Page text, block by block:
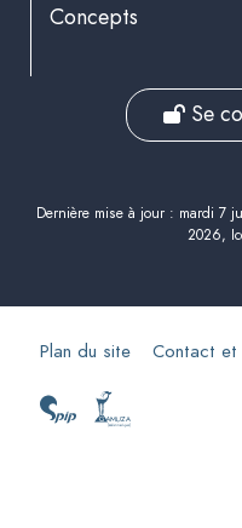
Concepts
Se
Dernière mise à jour : mardi 7
2026,
Plan du site Contact et